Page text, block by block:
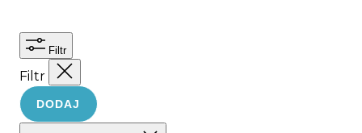
Filtr
Filtr
DODAJ